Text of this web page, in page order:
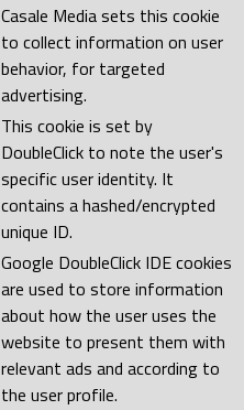
Casale Media sets this cookie
to collect information on user
behavior, for targeted
advertising.
This cookie is set by
DoubleClick to note the user's
specific user identity. It
contains a hashed/encrypted
unique ID.
Google DoubleClick IDE cookies
are used to store information
about how the user uses the
website to present them with
relevant ads and according to
the user profile.